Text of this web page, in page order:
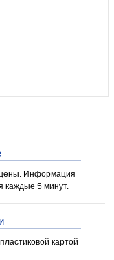
цены. Информация
каждые 5 минут.
картой